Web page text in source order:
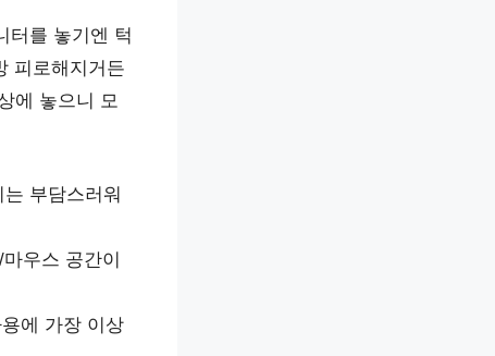
터를 놓기엔 턱
피로해지거든
에 놓으니 모
부담스러워
우스 공간이
에 가장 이상